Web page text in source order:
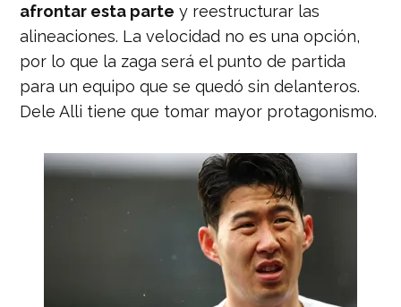
afrontar esta parte y reestructurar las
alineaciones. La velocidad no es una opción,
por lo que la zaga será el punto de partida
para un equipo que se quedó sin delanteros.
Dele Alli tiene que tomar mayor protagonismo.